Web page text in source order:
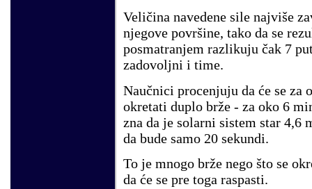
Veličina navedene sile najviše
njegove površine, tako da se
posmatranjem razlikuju čak 7
zadovoljni i time.
Naučnici procenjuju da će se za
okretati duplo brže - za oko 6
zna da je solarni sistem star
da bude samo 20 sekundi.
To je mnogo brže nego što se
da će se pre toga raspasti.